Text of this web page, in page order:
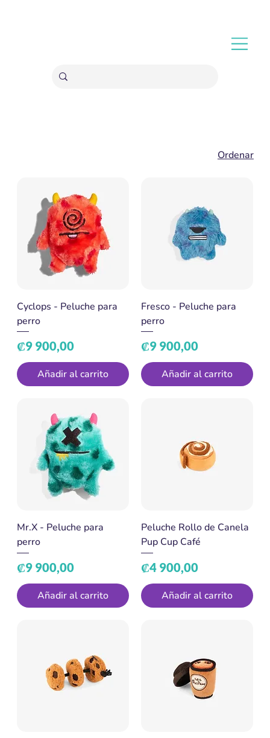
Ordenar
Cyclops - Peluche para
perro
Precio
₡9 900,00
Añadir al carrito
Fresco - Peluche para
perro
Precio
₡9 900,00
Añadir al carrito
Mr.X - Peluche para
perro
Precio
₡9 900,00
Añadir al carrito
Peluche Rollo de Canela
Pup Cup Café
Precio
₡4 900,00
Añadir al carrito